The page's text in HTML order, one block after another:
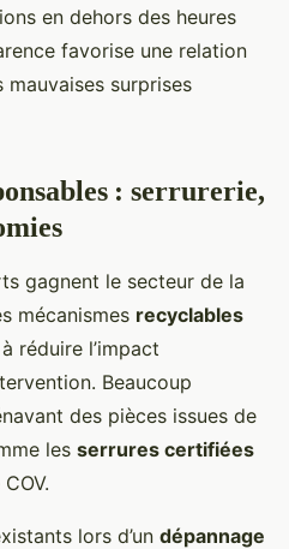
en dehors des heures
favorise une relation
surprises
: serrurerie,
gagnent le secteur de la
mécanismes recyclables
réduire l’impact
Beaucoup
des pièces issues de
les serrures certifiées
lors d’un dépannage